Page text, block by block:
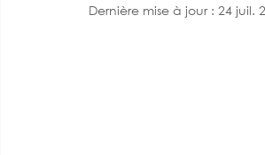
Dernière mise à jour : 24 juil.